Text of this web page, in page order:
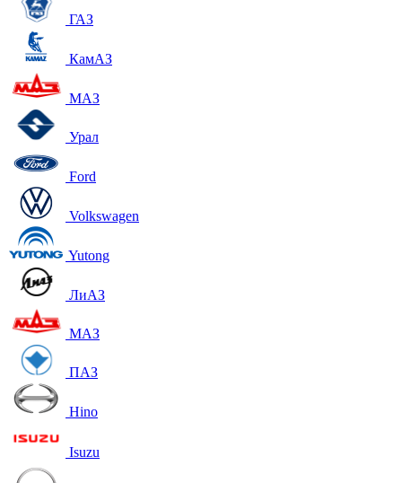
ГАЗ
КамАЗ
МАЗ
Урал
Ford
Volkswagen
Yutong
ЛиАЗ
МАЗ
ПАЗ
Hino
Isuzu